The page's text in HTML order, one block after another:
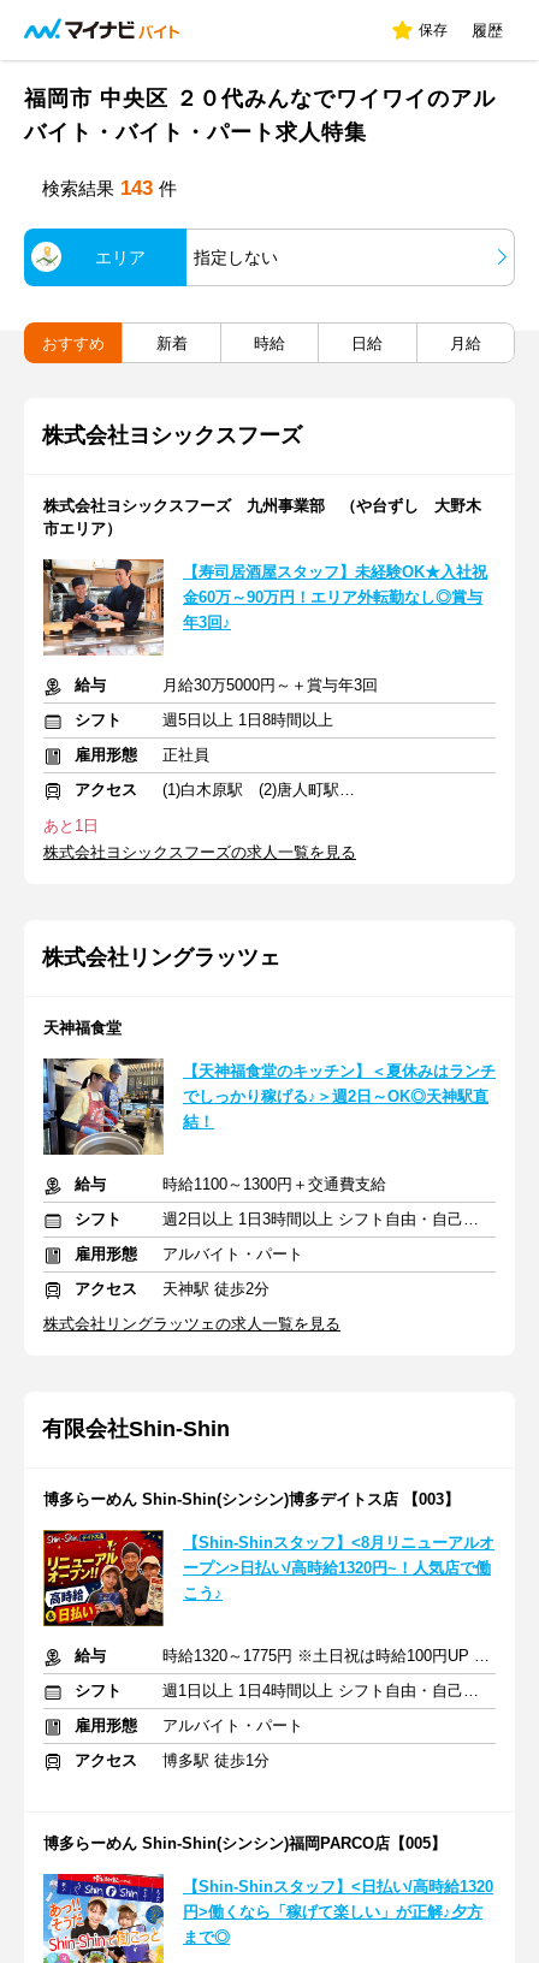
保存 履歴
福岡市 中央区 ２０代みんなでワイワイのアル
バイト・バイト・パート求人特集
検索結果 143 件
エリア 指定しない
おすすめ 新着 時給 日給 月給
株式会社ヨシックスフーズ
株式会社ヨシックスフーズ 九州事業部 （や台ずし 大野木
市エリア）
【寿司居酒屋スタッフ】未経験OK★入社祝
金60万～90万円！エリア外転勤なし◎賞与
年3回♪
給与
月給30万5000円～＋賞与年3回
シフト
週5日以上 1日8時間以上
雇用形態
正社員
アクセス
(1)白木原駅 (2)唐人町駅 (3)行橋駅
あと1日
株式会社ヨシックスフーズの求人一覧を見る
株式会社リングラッツェ
天神福食堂
【天神福食堂のキッチン】＜夏休みはランチ
でしっかり稼げる♪＞週2日～OK◎天神駅直
結！
給与
時給1100～1300円＋交通費支給
シフト
週2日以上 1日3時間以上 シフト自由・自己申告
雇用形態
アルバイト・パート
アクセス
天神駅 徒歩2分
株式会社リングラッツェの求人一覧を見る
有限会社Shin-Shin
博多らーめん Shin-Shin(シンシン)博多デイトス店 【003】
【Shin-Shinスタッフ】<8月リニューアルオ
ープン>日払い/高時給1320円~！人気店で働
こう♪
給与
時給1320～1775円 ※土日祝は時給100円UP + 交通費
シフト
週1日以上 1日4時間以上 シフト自由・自己申告
雇用形態
アルバイト・パート
アクセス
博多駅 徒歩1分
博多らーめん Shin-Shin(シンシン)福岡PARCO店【005】
【Shin-Shinスタッフ】<日払い/高時給1320
円>働くなら「稼げて楽しい」が正解♪夕方
まで◎